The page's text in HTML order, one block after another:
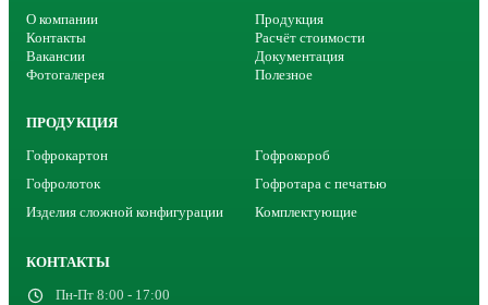
О компании
Контакты
Вакансии
Фотогалерея
Продукция
Расчёт стоимости
Документация
Полезное
ПРОДУКЦИЯ
Гофрокартон
Гофрокороб
Гофролоток
Гофротара с печатью
Изделия сложной конфигурации
Комплектующие
КОНТАКТЫ
Пн-Пт 8:00 - 17:00